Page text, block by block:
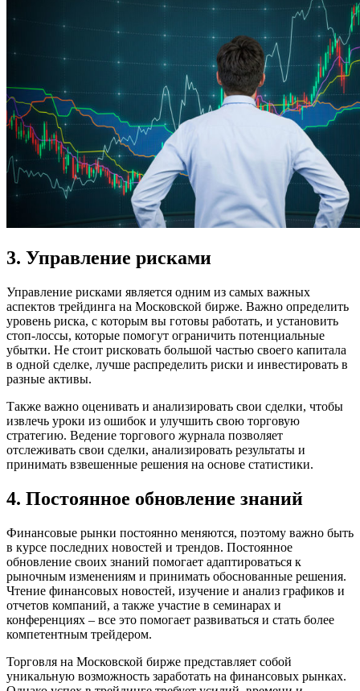
3. Управление рисками
Управление рисками является одним из самых важных
аспектов трейдинга на Московской бирже. Важно определить
уровень риска, с которым вы готовы работать, и установить
стоп-лоссы, которые помогут ограничить потенциальные
убытки. Не стоит рисковать большой частью своего капитала
в одной сделке, лучше распределить риски и инвестировать в
разные активы.
Также важно оценивать и анализировать свои сделки, чтобы
извлечь уроки из ошибок и улучшить свою торговую
стратегию. Ведение торгового журнала позволяет
отслеживать свои сделки, анализировать результаты и
принимать взвешенные решения на основе статистики.
4. Постоянное обновление знаний
Финансовые рынки постоянно меняются, поэтому важно быть
в курсе последних новостей и трендов. Постоянное
обновление своих знаний помогает адаптироваться к
рыночным изменениям и принимать обоснованные решения.
Чтение финансовых новостей, изучение и анализ графиков и
отчетов компаний, а также участие в семинарах и
конференциях – все это помогает развиваться и стать более
компетентным трейдером.
Торговля на Московской бирже представляет собой
уникальную возможность заработать на финансовых рынках.